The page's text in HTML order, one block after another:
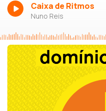
Caixa de Ritmos
Nuno Reis